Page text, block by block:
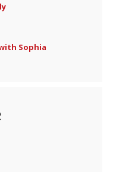
Sophia